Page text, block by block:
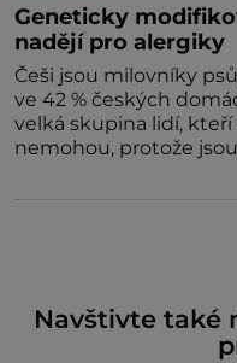
Geneticky
nadějí pro alergiky
Češi jsou milovníky
ve 42 % českých
velká skupina lidí, kteří
nemohou, protože
Navštivte také